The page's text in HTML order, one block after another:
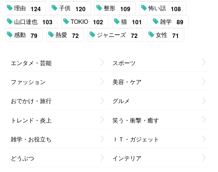
理由 124 子供 120 整形 109 怖い話 108
山口達也 103 TOKIO 102 猫 101 雑学 89
感動 79 熱愛 72 ジャニーズ 72 女性 71
エンタメ・芸能 スポーツ
ファッション 美容・ケア
おでかけ・旅行 グルメ
トレンド・炎上 笑う・衝撃・癒す
雑学・お役立ち ＩＴ・ガジェット
どうぶつ インテリア